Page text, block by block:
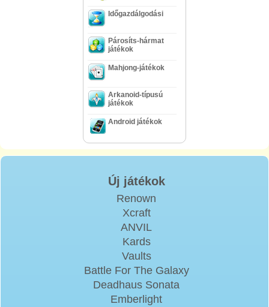
Időgazdálgodási
Párosíts-hármat
játékok
Mahjong-játékok
Arkanoid-típusú
játékok
Android játékok
Új játékok
Renown
Xcraft
ANVIL
Kards
Vaults
Battle For The Galaxy
Deadhaus Sonata
Emberlight